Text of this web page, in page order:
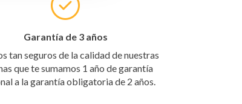
Garantía de 3 años
tan seguros de la calidad de nuestras
que te sumamos 1 año de garantía
a la garantía obligatoria de 2 años.